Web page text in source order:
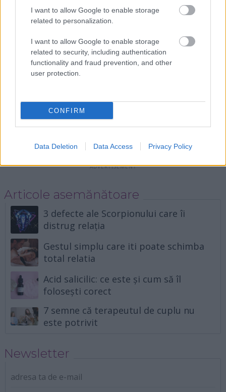
I want to allow Google to enable storage
related to personalization.
I want to allow Google to enable storage
related to security, including authentication
functionality and fraud prevention, and other
user protection.
CONFIRM
Data Deletion Data Access Privacy Policy
In ultimul timp, cuplul Beckham a fost luat in vizor
de presa de scandal, speculatiile privind
problemele in mariaj fiind alimentate de programul
incarcat al celor doi si de faptul ca cei doi
calatoresc foarte mult separat.
Urmatorul articol
Soția perfectă din zodiac. Este visul
oricărui bărbat
Articole asemănătoare
3 defecte ale Scorpionului care îi
distrug relația
Gestul simplu care iti poate schimba
total relatia
Acid salicilic: ce este și cum să îl
folosești corect
7 semne că terapeutul de cuplu nu
este potrivit
Newsletter
adresa ta de e-mail